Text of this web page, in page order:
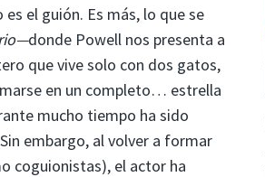
el guión. Es más, lo que se
donde Powell nos presenta a
que vive solo con dos gatos,
en un completo… estrella
mucho tiempo ha sido
embargo, al volver a formar
coguionistas), el actor ha